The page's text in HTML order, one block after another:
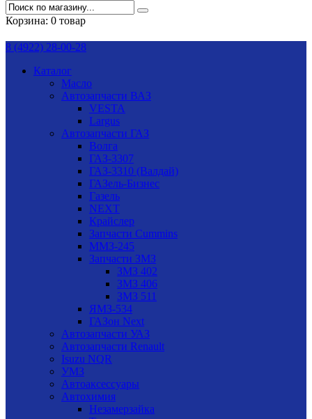
Корзина: 0 товар
8 (4922) 28-00-28
Каталог
Масло
Автозапчасти ВАЗ
VESTA
Largus
Автозапчасти ГАЗ
Волга
ГАЗ-3307
ГАЗ-3310 (Валдай)
ГАЗель-Бизнес
Газель
NEXT
Крайслер
Запчасти Cummins
ММЗ-245
Запчасти ЗМЗ
ЗМЗ 402
ЗМЗ 406
ЗМЗ 511
ЯМЗ-534
ГАЗон Next
Автозапчасти УАЗ
Автозапчасти Renault
Isuzu NQR
УМЗ
Автоаксессуары
Автохимия
Незамерзайка